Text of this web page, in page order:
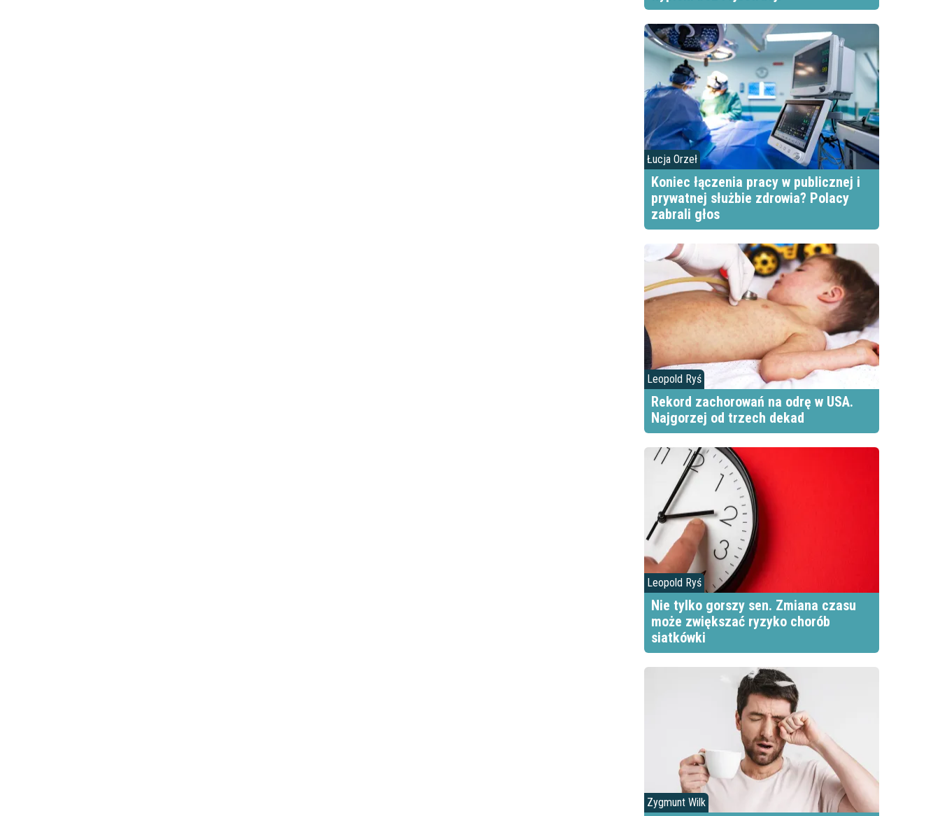
Łucja Orzeł
Koniec łączenia pracy w publicznej i
prywatnej służbie zdrowia? Polacy
zabrali głos
Leopold Ryś
Rekord zachorowań na odrę w USA.
Najgorzej od trzech dekad
Leopold Ryś
Nie tylko gorszy sen. Zmiana czasu
może zwiększać ryzyko chorób
siatkówki
Zygmunt Wilk